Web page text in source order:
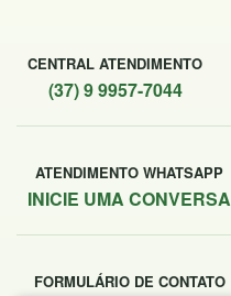
CENTRAL ATENDIMENTO
(37) 9 9957-7044
ATENDIMENTO WHATSAPP
INICIE UMA CONVERSA
FORMULÁRIO DE CONTATO